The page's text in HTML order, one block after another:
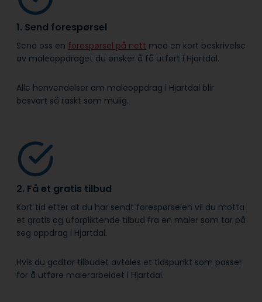
1. Send forespørsel
Send oss en forespørsel på nett med en kort beskrivelse
av maleoppdraget du ønsker å få utført i Hjartdal.
Alle henvendelser om maleoppdrag i Hjartdal blir
besvart så raskt som mulig.
2. Få et gratis tilbud
Kort tid etter at du har sendt forespørselen vil du motta
et gratis og uforpliktende tilbud fra en maler som tar på
seg oppdrag i Hjartdal.
Hvis du godtar tilbudet avtales et tidspunkt som passer
for å utføre malerarbeidet i Hjartdal.